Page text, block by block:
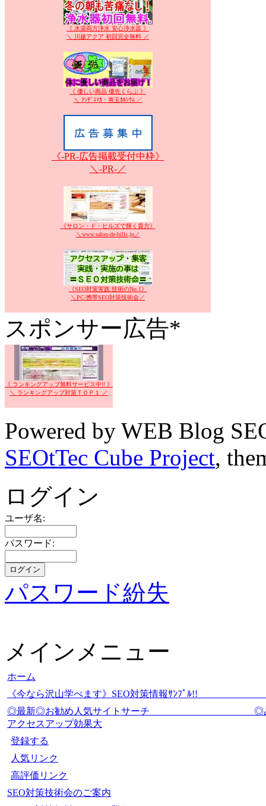
《 水湯両方浄水 安心浄水器 》
＼ 川越アクア 初回完全無料 ／
《 優しい商品 優先くらぶ 》
＼ ｱﾝﾃﾞｽﾏｶ・善玉ｶﾙｼｳﾑ ／
《-PR-広告掲載受付中枠》
＼-PR-／
《サロン・ド・ヒルズで輝く貴方》
＼www.salon-de-hills.jp／
《SEO対策実践.技術のNo.1》
＼PC/携帯SEO対策技術会／
スポンサー広告*
《 ランキングアップ無料サービス中!! 》
＼ ランキングアップ対策ＴＯＰ１ ／
Powered by WEB Blog
SEOtTec Cube Project,
ログイン
ユーザ名:
パスワード:
パスワード紛失
メインメニュー
ホーム
《今なら沢山学べます》SEO対策情報ｻﾝﾌ
◎最新◎お勧め人気サイトサ
アクセスアップ効果大
登録する
人気リンク
高評価リンク
SEO対策技術会のご案内